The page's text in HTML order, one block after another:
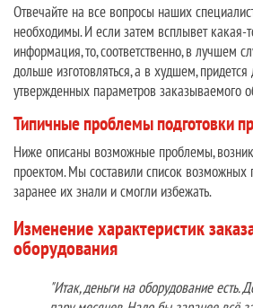
Отвечайте на все вопросы наших
необходимы. И если затем всплывет какая-
информация, то, соответственно, в лучшем
дольше изготовляться, а в худшем,
утвержденных параметров заказываемого
Типичные проблемы подготовки
Ниже описаны возможные проблемы,
проектом. Мы составили список
заранее их знали и смогли избежать.
Изменение характеристик
оборудования
"Итак, деньги на оборудование есть.